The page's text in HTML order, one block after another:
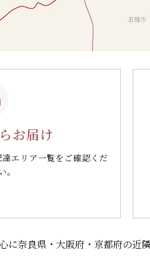
お届け
エリア一覧をご確認くだ
。
に奈良県・大阪府・京都府の近